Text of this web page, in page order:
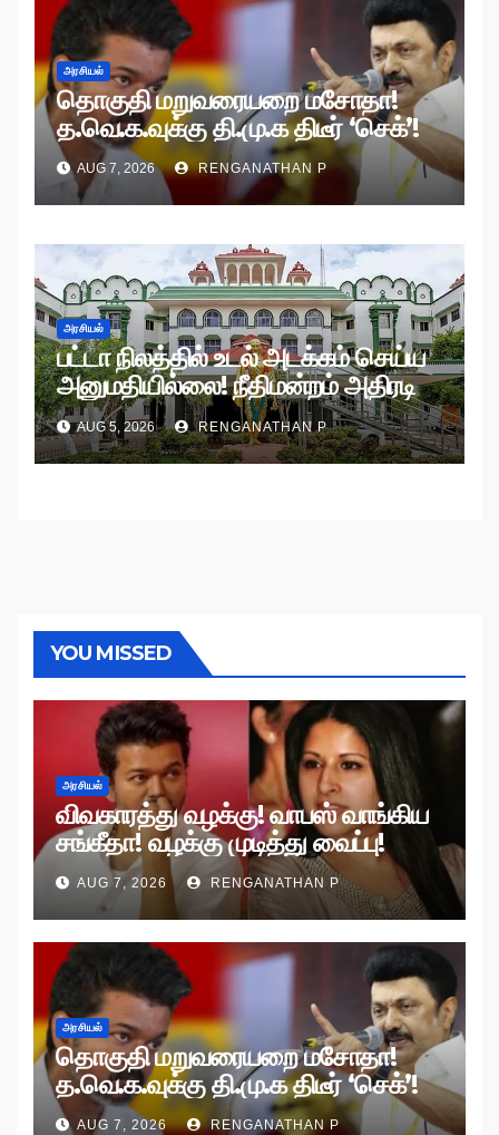
அரசியல்
தொகுதி மறுவரையறை மசோதா!
த.வெ.க.வுக்கு தி.மு.க திடீர் ‘செக்’!
AUG 7, 2026 RENGANATHAN P
அரசியல்
பட்டா நிலத்தில் உடல் அடக்கம் செய்ய
அனுமதியில்லை! நீதிமன்றம் அதிரடி
உத்தரவு!
AUG 5, 2026 RENGANATHAN P
YOU MISSED
அரசியல்
விவகாரத்து வழக்கு! வாபஸ் வாங்கிய
சங்கீதா! வழக்கு முடித்து வைப்பு!
AUG 7, 2026 RENGANATHAN P
அரசியல்
தொகுதி மறுவரையறை மசோதா!
த.வெ.க.வுக்கு தி.மு.க திடீர் ‘செக்’!
AUG 7, 2026 RENGANATHAN P